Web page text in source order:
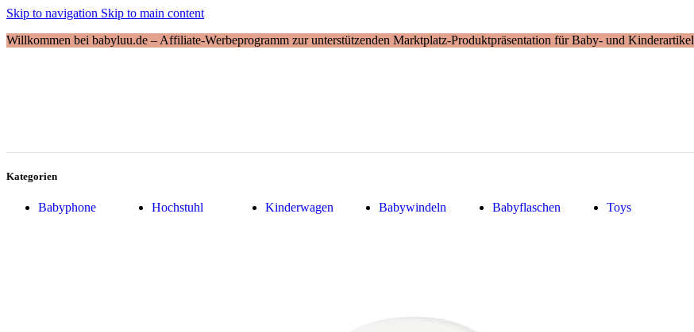
Skip to navigation Skip to main content
Willkommen bei babyluu.de – Affiliate-Werbeprogramm zur unterstützenden Marktplatz-Produktpräsentation für Baby- und Kinderartikel
Kategorien
Babyphone Hochstuhl Kinderwagen Babywindeln Babyflaschen Toys